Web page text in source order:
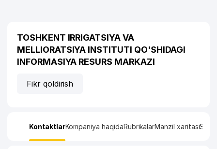
TOSHKENT IRRIGATSIYA VA
MELLIORATSIYA INSTITUTI QO'SHIDAGI
INFORMASIYA RESURS MARKAZI
Fikr qoldirish
KontaktlarKompaniya haqidaRubrikalarManzil xaritasi